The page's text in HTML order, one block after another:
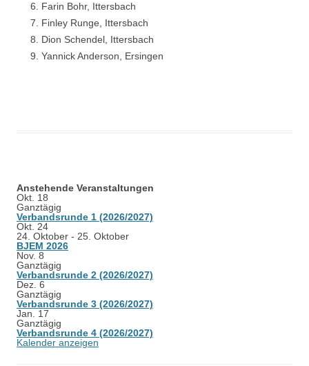
Farin Bohr, Ittersbach
Finley Runge, Ittersbach
Dion Schendel, Ittersbach
Yannick Anderson, Ersingen
Anstehende Veranstaltungen
Okt. 18
Ganztägig
Verbandsrunde 1 (2026/2027)
Okt. 24
24. Oktober - 25. Oktober
BJEM 2026
Nov. 8
Ganztägig
Verbandsrunde 2 (2026/2027)
Dez. 6
Ganztägig
Verbandsrunde 3 (2026/2027)
Jan. 17
Ganztägig
Verbandsrunde 4 (2026/2027)
Kalender anzeigen